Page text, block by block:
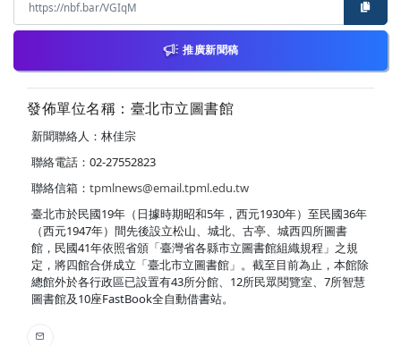
推廣新聞稿
發佈單位名稱：臺北市立圖書館
新聞聯絡人：林佳宗
聯絡電話：02-27552823
聯絡信箱： tpmlnews@email.tpml.edu.tw
臺北市於民國19年（日據時期昭和5年，西元1930年）至民國36年
（西元1947年）間先後設立松山、城北、古亭、城西四所圖書
館，民國41年依照省頒「臺灣省各縣市立圖書館組織規程」之規
定，將四館合併成立「臺北市立圖書館」。截至目前為止，本館除
總館外於各行政區已設置有43所分館、12所民眾閱覽室、7所智慧
圖書館及10座FastBook全自動借書站。